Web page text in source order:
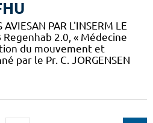
AVIESAN PAR L'INSERM LE
2.0, « Médecine
du mouvement et
par le Pr. C. JORGENSEN